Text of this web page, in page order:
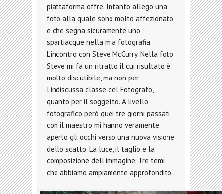
piattaforma offre. Intanto allego una
foto alla quale sono molto affezionato
e che segna sicuramente uno
spartiacque nella mia fotografia.
L’incontro con Steve McCurry. Nella foto
Steve mi fa un ritratto il cui risultato è
molto discutibile, ma non per
l’indiscussa classe del Fotografo,
quanto per il soggetto. A livello
fotografico però quei tre giorni passati
con il maestro mi hanno veramente
aperto gli occhi verso una nuova visione
dello scatto. La luce, il taglio e la
composizione dell’immagine. Tre temi
che abbiamo ampiamente approfondito.